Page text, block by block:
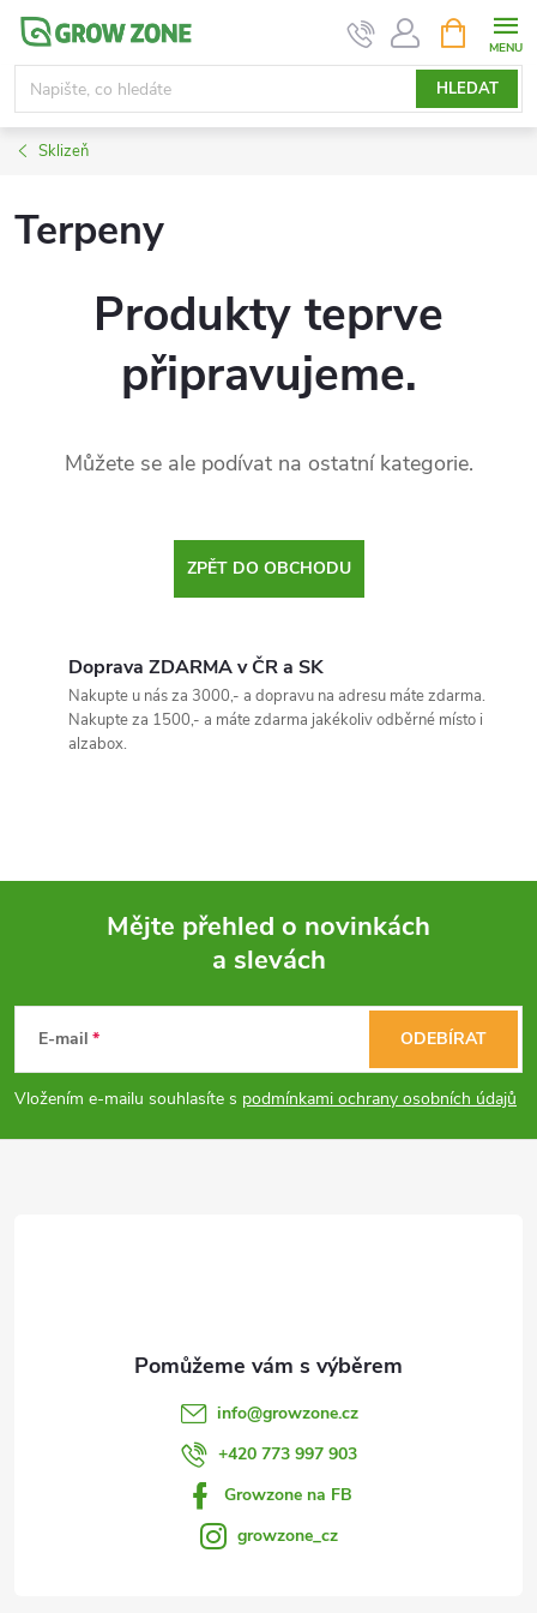
Přejít
obsah
HLEDAT
NÁKUPNÍ
KOŠÍK
Sklizeň
Terpeny
Produkty teprve
připravujeme.
Můžete se ale podívat na ostatní kategorie.
ZPĚT DO OBCHODU
Doprava ZDARMA v ČR a SK
Nakupte u nás za 3000,- a dopravu na adresu máte zdarma.
Nakupte za 1500,- a máte zdarma jakékoliv odběrné místo i
alzabox.
p
Mějte přehled o novinkách
a slevách
E-mail
Vložením e-mailu souhlasíte s podmínkami ochrany osobních údajů
ODEBÍRAT
info@growzone.cz
+420 773 997 903
Growzone na FB
growzone_cz